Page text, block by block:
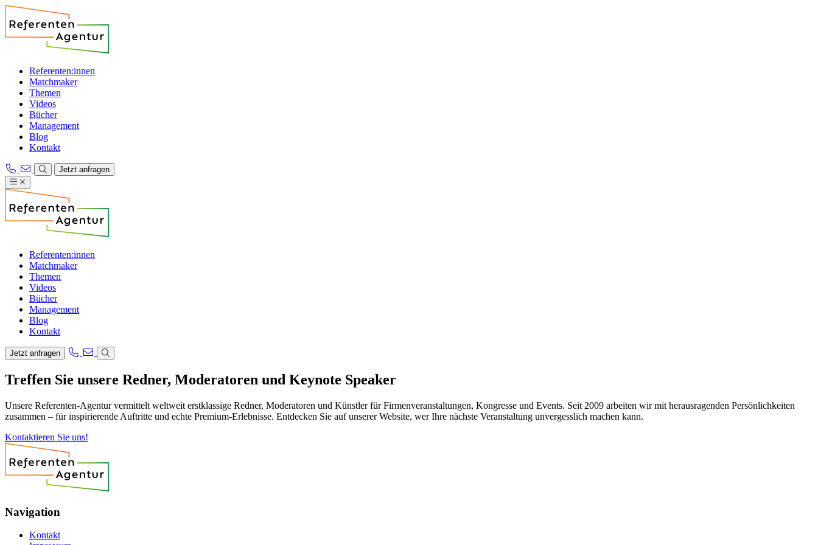
Referenten:innen
Matchmaker
Themen
Videos
Bücher
Management
Blog
Kontakt
Jetzt anfragen
Referenten:innen
Matchmaker
Themen
Videos
Bücher
Management
Blog
Kontakt
Jetzt anfragen
Treffen Sie unsere Redner, Moderatoren und Keynote Speaker
Unsere Referenten-Agentur vermittelt weltweit erstklassige Redner, Moderatoren und Künstler für Firmenveranstaltungen, Kongresse und Events. Seit 2009 arbeiten wir mit herausragenden Persönlichkeiten
zusammen – für inspirierende Auftritte und echte Premium-Erlebnisse. Entdecken Sie auf unserer Website, wer Ihre nächste Veranstaltung unvergesslich machen kann.
Kontaktieren Sie uns!
Navigation
Kontakt